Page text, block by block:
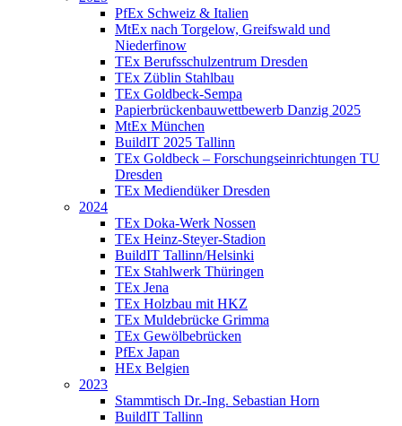
PfEx Schweiz & Italien
MtEx nach Torgelow, Greifswald und
Niederfinow
TEx Berufsschulzentrum Dresden
TEx Züblin Stahlbau
TEx Goldbeck-Sempa
Papierbrückenbauwettbewerb Danzig 2025
MtEx München
BuildIT 2025 Tallinn
TEx Goldbeck – Forschungseinrichtungen TU
Dresden
TEx Mediendüker Dresden
2024
TEx Doka-Werk Nossen
TEx Heinz-Steyer-Stadion
BuildIT Tallinn/Helsinki
TEx Stahlwerk Thüringen
TEx Jena
TEx Holzbau mit HKZ
TEx Muldebrücke Grimma
TEx Gewölbebrücken
PfEx Japan
HEx Belgien
2023
Stammtisch Dr.-Ing. Sebastian Horn
BuildIT Tallinn